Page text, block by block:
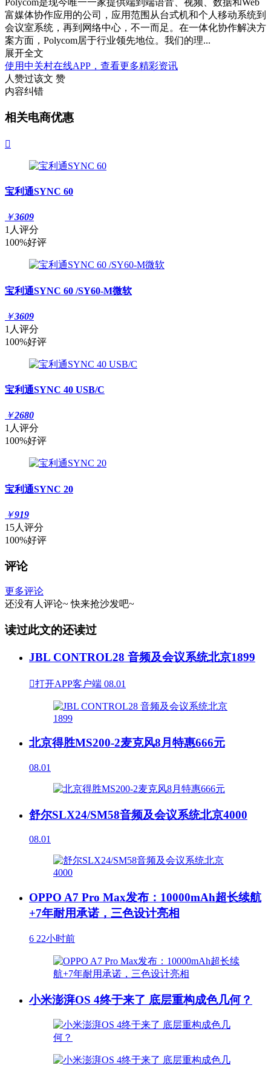
Polycom是现今唯一一家提供端到端语音、视频、数据和Web
富媒体协作应用的公司，应用范围从台式机和个人移动系统到
会议室系统，再到网络中心，不一而足。在一体化协作解决方
案方面，Polycom居于行业领先地位。我们的理...
展开全文
使用中关村在线APP，查看更多精彩资讯
人赞过该文 赞
内容纠错
相关电商优惠

宝利通SYNC 60
￥3609
1人评分
100%好评
宝利通SYNC 60 /SY60-M微软
￥3609
1人评分
100%好评
宝利通SYNC 40 USB/C
￥2680
1人评分
100%好评
宝利通SYNC 20
￥919
15人评分
100%好评
评论
更多评论
还没有人评论~ 快来抢沙发吧~
读过此文的还读过
JBL CONTROL28 音频及会议系统北京1899
打开APP客户端 08.01
北京得胜MS200-2麦克风8月特惠666元
08.01
舒尔SLX24/SM58音频及会议系统北京4000
08.01
OPPO A7 Pro Max发布：10000mAh超长续航
+7年耐用承诺，三色设计亮相
6 22小时前
小米澎湃OS 4终于来了 底层重构成色几何？